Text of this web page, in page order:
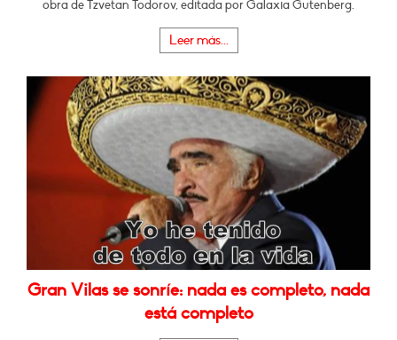
obra de Tzvetan Todorov, editada por Galaxia Gutenberg.
Leer más...
Gran Vilas se sonríe: nada es completo, nada
está completo